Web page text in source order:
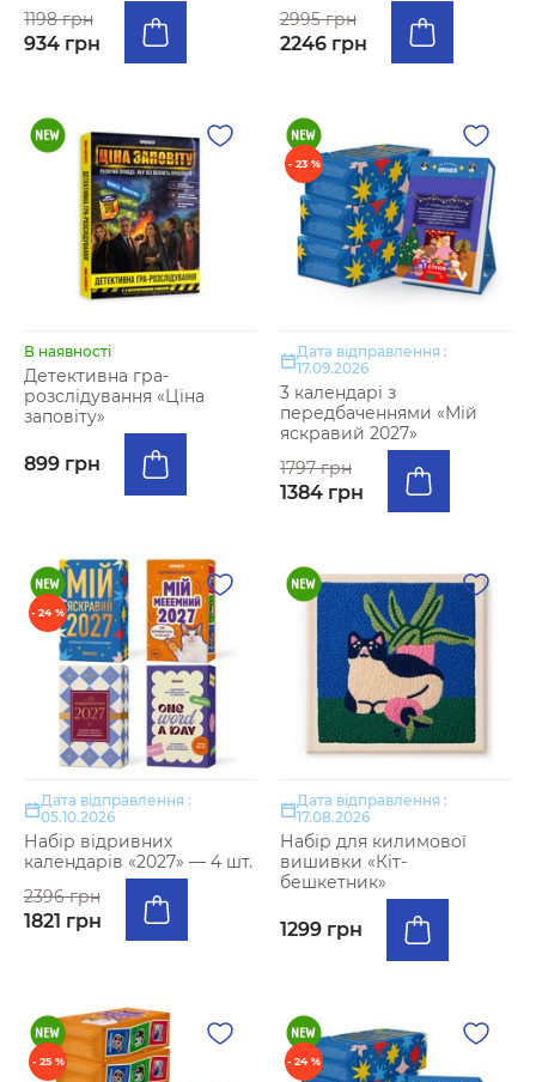
1198 грн
934 грн
2995 грн
2246 грн
В наявності
Детективна гра-
розслідування «Ціна
заповіту»
899 грн
- 23 %
Дата відправлення :
17.09.2026
3 календарі з
передбаченнями «Мій
яскравий 2027»
1797 грн
1384 грн
- 24 %
Дата відправлення :
05.10.2026
Набір відривних
календарів «2027» — 4 шт.
2396 грн
1821 грн
Дата відправлення :
17.08.2026
Набір для килимової
вишивки «Кіт-
бешкетник»
1299 грн
- 25 % - 24 %